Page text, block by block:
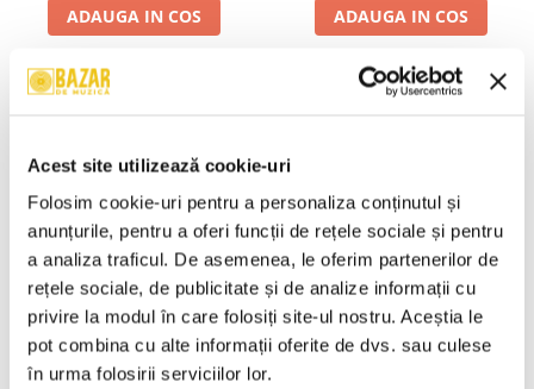
Acest site utilizează cookie-uri
Folosim cookie-uri pentru a personaliza conținutul și
anunțurile, pentru a oferi funcții de rețele sociale și pentru
a analiza traficul. De asemenea, le oferim partenerilor de
rețele sociale, de publicitate și de analize informații cu
privire la modul în care folosiți site-ul nostru. Aceștia le
pot combina cu alte informații oferite de dvs. sau culese
în urma folosirii serviciilor lor.
ADAUGA IN COS ADAUGA IN COS
Unknown Artist - Povești ,
ADAUGA IN COS
Genesis - We Can't Dance,
ADAUGA IN COS
R.E.M. - Monster , (CD)
29,99 Lei
ADAUGA IN COS
Mădălina Manole - Dulce De
Tot, (CD)
99,99 Lei